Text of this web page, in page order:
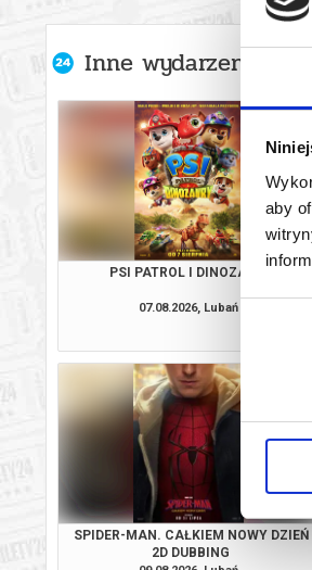
aby
Inne wydarzenia
PSI PATROL I DINOZAURY
07.08.2026, Lubań
SPIDER-MAN. CAŁKIEM NOWY DZIEŃ
2D DUBBING